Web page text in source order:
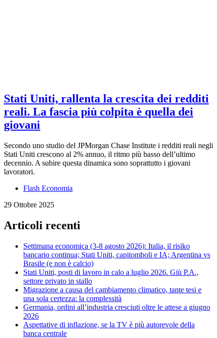
Stati Uniti, rallenta la crescita dei redditi
reali. La fascia più colpita è quella dei
giovani
Secondo uno studio del JPMorgan Chase Institute i redditi reali negli
Stati Uniti crescono al 2% annuo, il ritmo più basso dell’ultimo
decennio. A subire questa dinamica sono soprattutto i giovani
lavoratori.
Flash Economia
29 Ottobre 2025
Articoli recenti
Settimana economica (3-8 agosto 2026): Italia, il risiko
bancario continua; Stati Uniti, capitomboli e IA; Argentina vs
Brasile (e non è calcio)
Stati Uniti, posti di lavoro in calo a luglio 2026. Giù P.A.,
settore privato in stallo
Migrazione a causa del cambiamento climatico, tante tesi e
una sola certezza: la complessità
Germania, ordini all’industria cresciuti oltre le attese a giugno
2026
Aspettative di inflazione, se la TV è più autorevole della
banca centrale